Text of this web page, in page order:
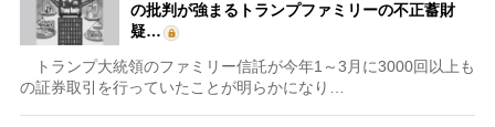
の批判が強まるトランプファミリーの不正蓄財
疑…
トランプ大統領のファミリー信託が今年1～3月に3000回以上も
の証券取引を行っていたことが明らかになり…